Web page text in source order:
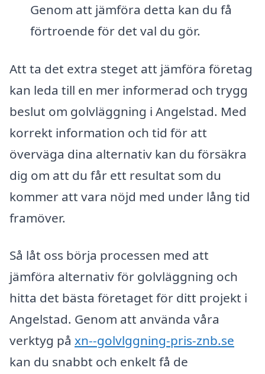
Genom att jämföra detta kan du få
förtroende för det val du gör.
Att ta det extra steget att jämföra företag
kan leda till en mer informerad och trygg
beslut om golvläggning i Angelstad. Med
korrekt information och tid för att
överväga dina alternativ kan du försäkra
dig om att du får ett resultat som du
kommer att vara nöjd med under lång tid
framöver.
Så låt oss börja processen med att
jämföra alternativ för golvläggning och
hitta det bästa företaget för ditt projekt i
Angelstad. Genom att använda våra
verktyg på xn--golvlggning-pris-znb.se
kan du snabbt och enkelt få de